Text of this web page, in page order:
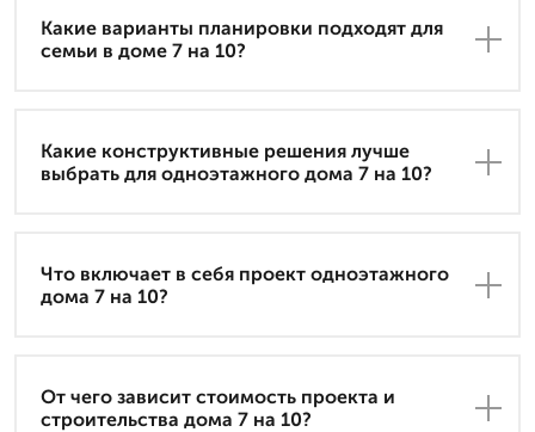
Какие варианты планировки подходят для
семьи в доме 7 на 10?
Какие конструктивные решения лучше
выбрать для одноэтажного дома 7 на 10?
Что включает в себя проект одноэтажного
дома 7 на 10?
От чего зависит стоимость проекта и
строительства дома 7 на 10?